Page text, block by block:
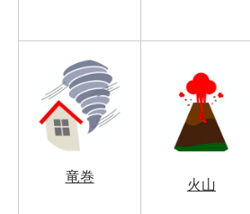
竜巻
火山